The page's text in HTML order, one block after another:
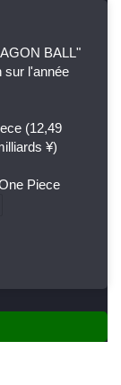
BALL"
sur l'année
(12,49
¥)
Piece